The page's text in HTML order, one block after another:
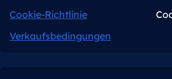
Cookie-Richtlinie
Verkaufsbedingungen